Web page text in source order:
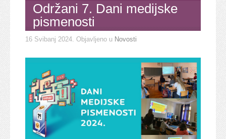
Održani 7. Dani medijske
pismenosti
16 Svibanj 2024 . Objavljeno u Novosti